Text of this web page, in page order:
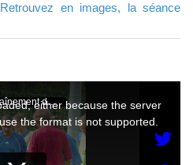
en images, la séance